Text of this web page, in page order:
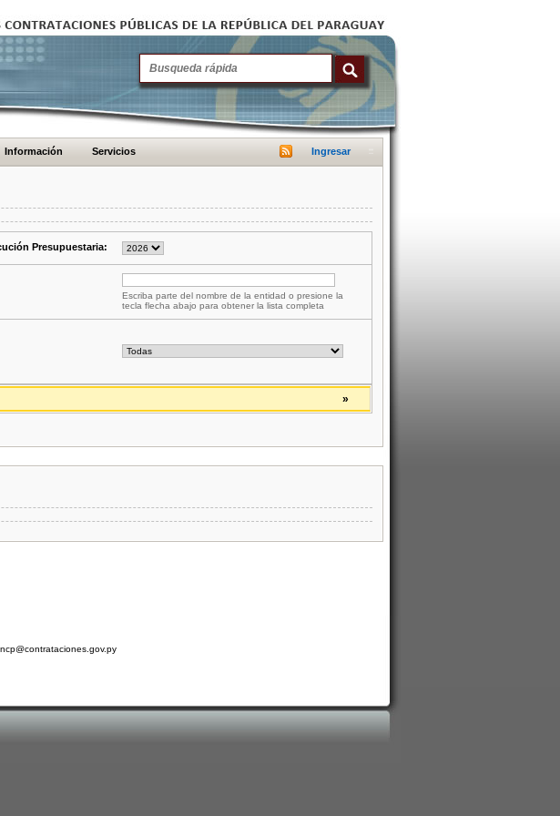
Información Servicios Ingresar
Presupuestaria:
Escriba parte del nombre de la entidad o presione la
tecla flecha abajo para obtener la lista completa
»